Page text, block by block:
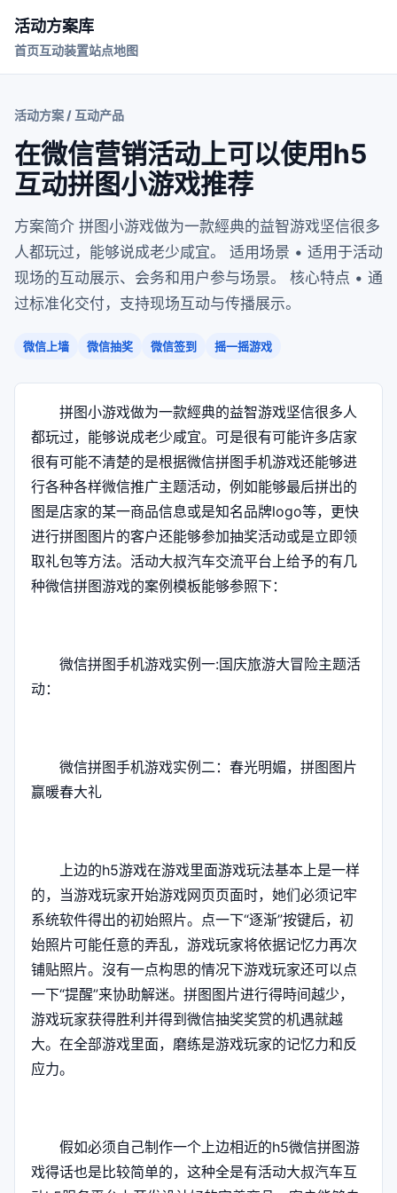
活动方案库
首页互动装置站点地图
活动方案 / 互动产品
在微信营销活动上可以使用h5
互动拼图小游戏推荐
方案简介 拼图小游戏做为一款經典的益智游戏坚信很多
人都玩过，能够说成老少咸宜。 适用场景 • 适用于活动
现场的互动展示、会务和用户参与场景。 核心特点 • 通
过标准化交付，支持现场互动与传播展示。
微信上墙 微信抽奖 微信签到 摇一摇游戏
拼图小游戏做为一款經典的益智游戏坚信很多人
都玩过，能够说成老少咸宜。可是很有可能许多店家
很有可能不清楚的是根据微信拼图手机游戏还能够进
行各种各样微信推广主题活动，例如能够最后拼出的
图是店家的某一商品信息或是知名品牌logo等，更快
进行拼图图片的客户还能够参加抽奖活动或是立即领
取礼包等方法。活动大叔汽车交流平台上给予的有几
种微信拼图游戏的案例模板能够参照下：
微信拼图手机游戏实例一:国庆旅游大冒险主题活
动：
微信拼图手机游戏实例二：春光明媚，拼图图片
赢暖春大礼
上边的h5游戏在游戏里面游戏玩法基本上是一样
的，当游戏玩家开始游戏网页页面时，她们必须记牢
系统软件得出的初始照片。点一下“逐渐”按键后，初
始照片可能任意的弄乱，游戏玩家将依据记忆力再次
铺贴照片。沒有一点构思的情况下游戏玩家还可以点
一下“提醒”来协助解迷。拼图图片进行得時间越少，
游戏玩家获得胜利并得到微信抽奖奖赏的机遇就越
大。在全部游戏里面，磨练是游戏玩家的记忆力和反
应力。
假如必须自己制作一个上边相近的h5微信拼图游
戏得话也是比较简单的，这种全是有活动大叔汽车互